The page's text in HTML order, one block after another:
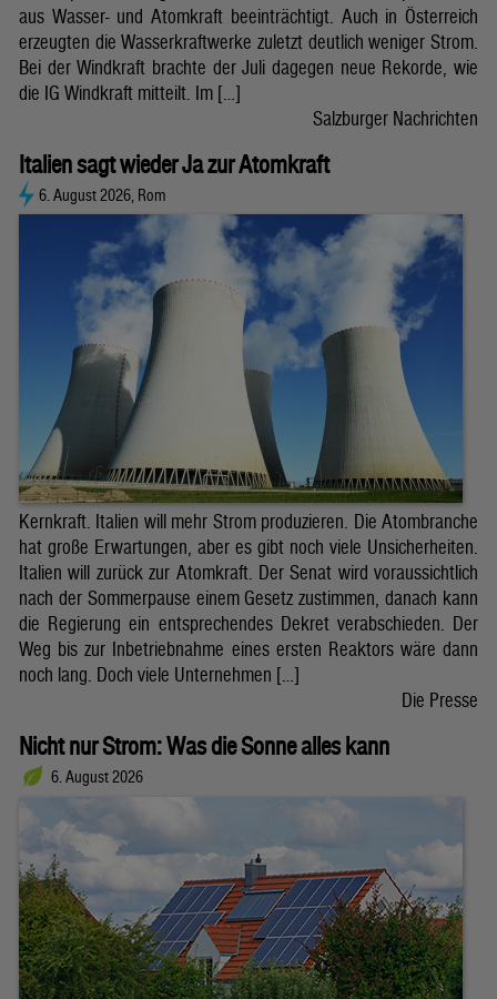
aus Wasser- und Atomkraft beeinträchtigt. Auch in Österreich
erzeugten die Wasserkraftwerke zuletzt deutlich weniger Strom.
Bei der Windkraft brachte der Juli dagegen neue Rekorde, wie
die IG Windkraft mitteilt. Im […]
Salzburger Nachrichten
Italien sagt wieder Ja zur Atomkraft
6. August 2026, Rom
Kernkraft. Italien will mehr Strom produzieren. Die Atombranche
hat große Erwartungen, aber es gibt noch viele Unsicherheiten.
Italien will zurück zur Atomkraft. Der Senat wird voraussichtlich
nach der Sommerpause einem Gesetz zustimmen, danach kann
die Regierung ein entsprechendes Dekret verabschieden. Der
Weg bis zur Inbetriebnahme eines ersten Reaktors wäre dann
noch lang. Doch viele Unternehmen […]
Die Presse
Nicht nur Strom: Was die Sonne alles kann
6. August 2026